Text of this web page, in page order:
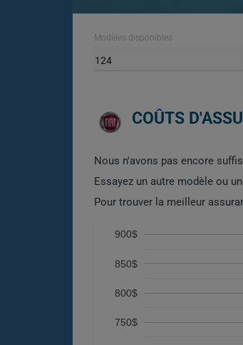
Modèles disponibles
124
COÛTS
Nous n'avons pas encore
Essayez un autre modèle ou
Pour trouver la meilleur
750$
800$
850$
900$